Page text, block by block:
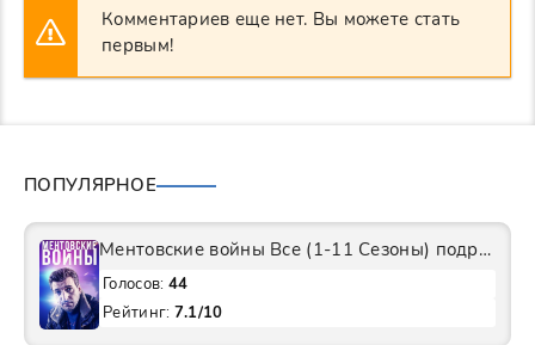
Комментариев еще нет. Вы можете стать
первым!
ПОПУЛЯРНОЕ
Ментовские войны Все (1-11 Сезоны) подряд Сериал
Голосов: 44
Рейтинг: 7.1/10